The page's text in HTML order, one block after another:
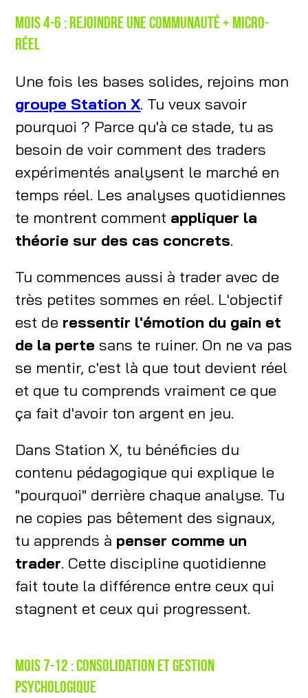
Mois 4-6 : Rejoindre une communauté + micro-
réel
Une fois les bases solides, rejoins mon
groupe Station X. Tu veux savoir
pourquoi ? Parce qu'à ce stade, tu as
besoin de voir comment des traders
expérimentés analysent le marché en
temps réel. Les analyses quotidiennes
te montrent comment appliquer la
théorie sur des cas concrets.
Tu commences aussi à trader avec de
très petites sommes en réel. L'objectif
est de ressentir l'émotion du gain et
de la perte sans te ruiner. On ne va pas
se mentir, c'est là que tout devient réel
et que tu comprends vraiment ce que
ça fait d'avoir ton argent en jeu.
Dans Station X, tu bénéficies du
contenu pédagogique qui explique le
"pourquoi" derrière chaque analyse. Tu
ne copies pas bêtement des signaux,
tu apprends à penser comme un
trader. Cette discipline quotidienne
fait toute la différence entre ceux qui
stagnent et ceux qui progressent.
Mois 7-12 : Consolidation et gestion
psychologique